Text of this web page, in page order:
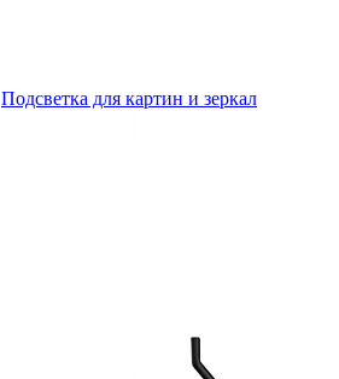
Подсветка для картин и зеркал